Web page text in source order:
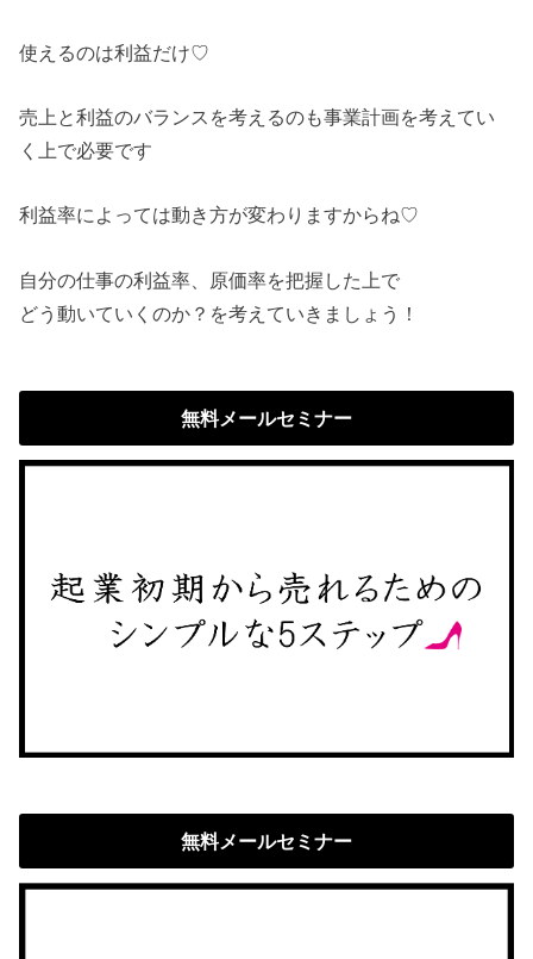
使えるのは利益だけ♡
売上と利益のバランスを考えるのも事業計画を考えてい
く上で必要です
利益率によっては動き方が変わりますからね♡
自分の仕事の利益率、原価率を把握した上で
どう動いていくのか？を考えていきましょう！
無料メールセミナー
無料メールセミナー